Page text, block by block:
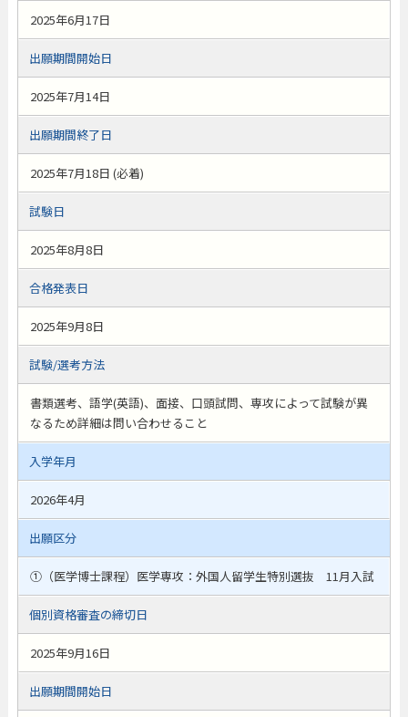
2025年6月17日
出願期間開始日
2025年7月14日
出願期間終了日
2025年7月18日 (必着)
試験日
2025年8月8日
合格発表日
2025年9月8日
試験/選考方法
書類選考、語学(英語)、面接、口頭試問、専攻によって試験が異
なるため詳細は問い合わせること
入学年月
2026年4月
出願区分
①（医学博士課程）医学専攻：外国人留学生特別選抜 11月入試
個別資格審査の締切日
2025年9月16日
出願期間開始日